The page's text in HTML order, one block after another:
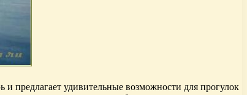
предлагает удивительные возможности для прогулок